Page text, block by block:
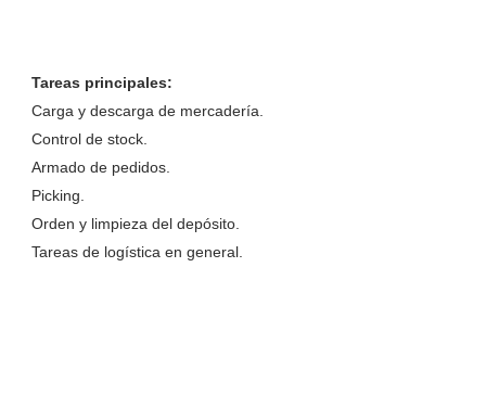
Tareas principales:
Carga y descarga de mercadería.
Control de stock.
Armado de pedidos.
Picking.
Orden y limpieza del depósito.
Tareas de logística en general.